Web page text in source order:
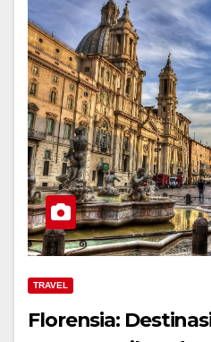
TRAVEL
Florensia: